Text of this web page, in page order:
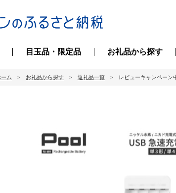
目玉品・限定品 お礼品から探す
ーム お礼品から探す 返礼品一覧 レビューキャンペーン